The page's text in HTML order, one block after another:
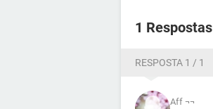
1 Respostas
RESPOSTA 1 / 1
Aff ¬¬